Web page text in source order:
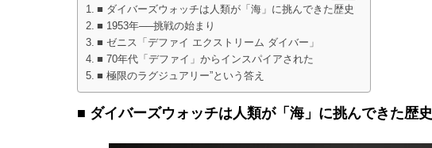
■ ダイバーズウォッチは人類が「海」に挑んできた歴史
■ 1953年──挑戦の始まり
■ ゼニス「デファイ エクストリーム ダイバー」
■ 70年代「デファイ」からインスパイアされた
■ 極限のラグジュアリー”という答え
■ ダイバーズウォッチは人類が「海」に挑んできた歴史